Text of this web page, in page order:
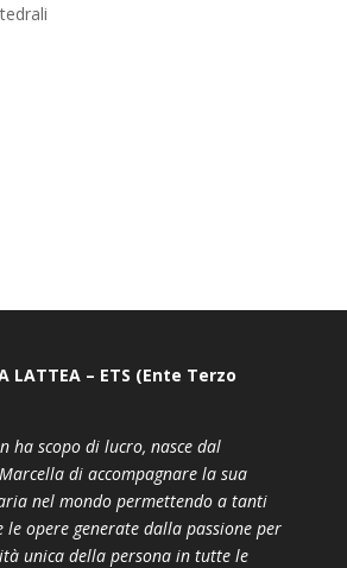
LATTEA – ETS (Ente Terzo
ha scopo di lucro, nasce dal
di accompagnare la sua
nel mondo permettendo a tanti
le opere generate dalla passione per
unica della persona in tutte le